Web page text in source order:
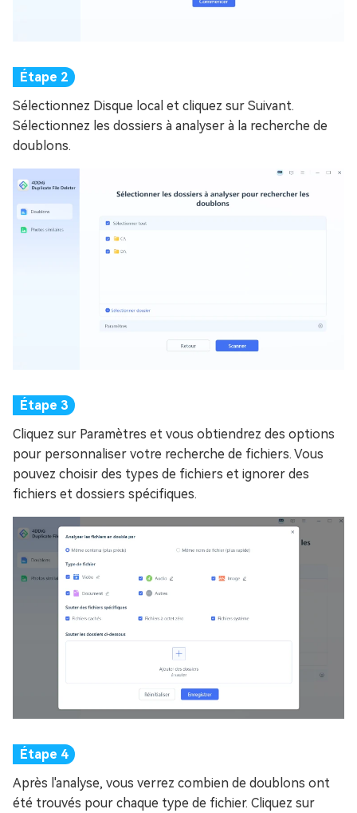
Sélectionnez Disque local et cliquez sur Suivant.
Sélectionnez les dossiers à analyser à la recherche de
doublons.
Cliquez sur Paramètres et vous obtiendrez des options
pour personnaliser votre recherche de fichiers. Vous
pouvez choisir des types de fichiers et ignorer des
fichiers et dossiers spécifiques.
Après l'analyse, vous verrez combien de doublons ont
été trouvés pour chaque type de fichier. Cliquez sur